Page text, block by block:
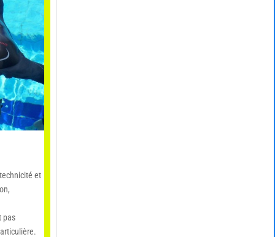
technicité et
,
pas